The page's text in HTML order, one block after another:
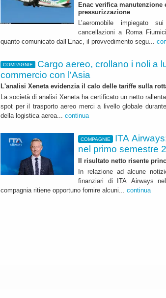
Enac verifica manutenzione
pressurizzazione
L’aeromobile impiegato
cancellazioni a Roma
quanto comunicato dall’Enac, il provvedimento segu...
COMPAGNIE
Cargo aereo, crollano i noli a
commercio con l'Asia
L'analisi Xeneta evidenzia il calo delle tariffe sulla
La società di analisi Xeneta ha certificato un netto
spot per il trasporto aereo merci a livello globale
della logistica aerea... continua
COMPAGNIE
ITA
nel primo semestre
Il risultato netto risente
In relazione ad alcune
finanziari di ITA Airways
compagnia ritiene opportuno fornire alcuni... continua